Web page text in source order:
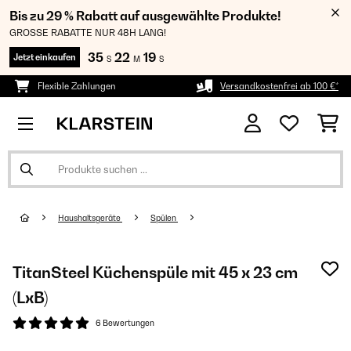
Bis zu 29 % Rabatt auf ausgewählte Produkte!
GROSSE RABATTE NUR 48H LANG!
Jetzt einkaufen 35 S 22 M 19 S
Flexible Zahlungen Versandkostenfrei ab 100 €*
Haushaltsgeräte Spülen
TitanSteel Küchenspüle mit 45 x 23 cm
(LxB)
6 Bewertungen